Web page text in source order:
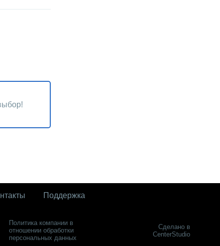
Поддержка
Политика компании в
отношении обработки
персональных данных
Сделано в
CenterStudio